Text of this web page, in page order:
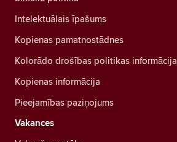
Intelektuālais īpašums
Kopienas pamatnostādnes
Kolorādo drošības politikas informācija
Kopienas informācija
Pieejamības paziņojums
Vakances